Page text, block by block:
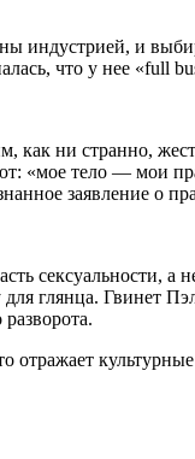
индустрией, и
что у нее «full
как ни странно,
«мое тело — мои
заявление о
сексуальности,
глянца. Гвинет